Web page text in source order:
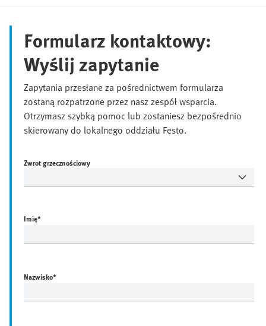
Formularz kontaktowy:
Wyślij zapytanie
Zapytania przesłane za pośrednictwem formularza
zostaną rozpatrzone przez nasz zespół wsparcia.
Otrzymasz szybką pomoc lub zostaniesz bezpośrednio
skierowany do lokalnego oddziału Festo.
Zwrot grzecznościowy
Imię*
Nazwisko*